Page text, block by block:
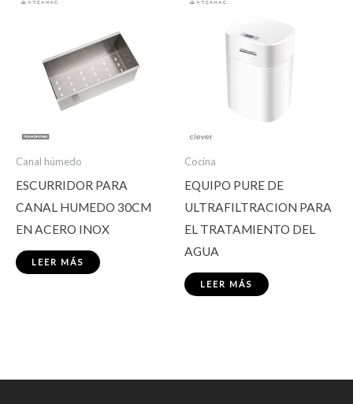
Canal húmedo
ESCURRIDOR PARA
CANAL HUMEDO 30CM
EN ACERO INOX
LEER MÁS
Cocina
EQUIPO PURE DE
ULTRAFILTRACION PARA
EL TRATAMIENTO DEL
AGUA
LEER MÁS